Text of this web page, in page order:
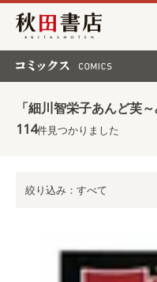
秋田書店
「細川智栄子あんど芙
114件見つかりました
絞り込み：すべて